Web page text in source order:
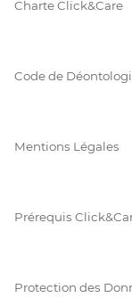
Charte Click&Care
Code de
Mentions Légales
Prérequis
Protection des